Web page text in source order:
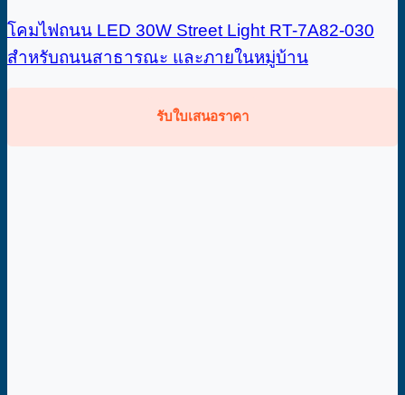
โคมไฟถนน LED 30W Street Light RT-7A82-030
สำหรับถนนสาธารณะ และภายในหมู่บ้าน
รับใบเสนอราคา